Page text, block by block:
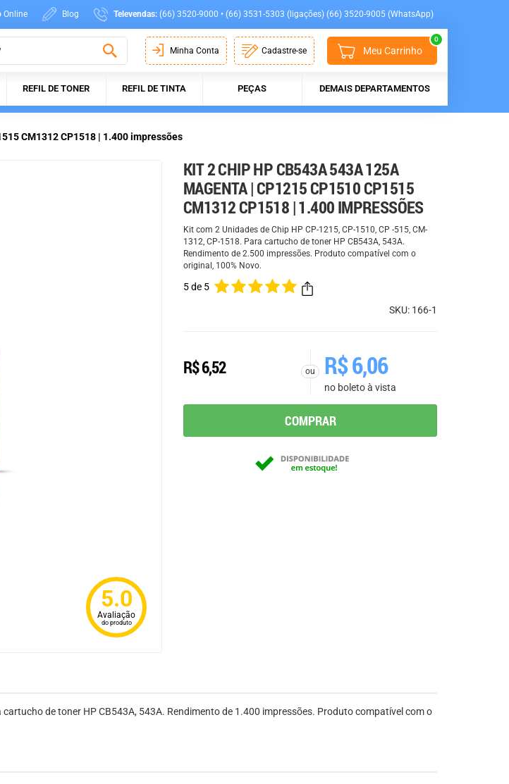
Online Blog Televendas: (66) 3520-9000 • (66) 3531-5303 (ligações) (66) 3520-9005 (WhatsApp)
Minha Conta Cadastre-se Meu Carrinho
0
REFIL DE TONER REFIL DE TINTA PEÇAS DEMAIS DEPARTAMENTOS
CM1312 CP1518 | 1.400 impressões
5.0
Avaliação
do produto
KIT 2 CHIP HP CB543A 543A 125A
MAGENTA | CP1215 CP1510 CP1515
CM1312 CP1518 | 1.400 IMPRESSÕES
Kit com 2 Unidades de Chip HP CP-1215, CP-1510, CP -515, CM-
1312, CP-1518. Para cartucho de toner HP CB543A, 543A.
Rendimento de 2.500 impressões. Produto compatível com o
original, 100% Novo.
5 de 5
SKU: 166-1
R$6,52 ou R$6,06
no boleto à vista
COMPRAR
de toner HP CB543A, 543A. Rendimento de 1.400 impressões. Produto compatível com o